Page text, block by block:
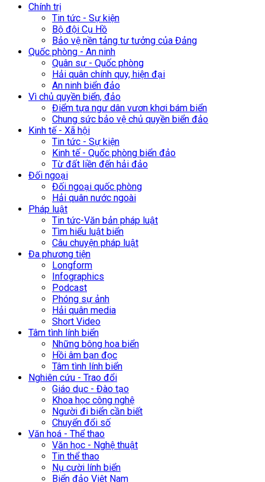
Chính trị
Tin tức - Sự kiện
Bộ đội Cụ Hồ
Bảo vệ nền tảng tư tưởng của Đảng
Quốc phòng - An ninh
Quân sự - Quốc phòng
Hải quân chính quy, hiện đại
An ninh biển đảo
Vì chủ quyền biển, đảo
Điểm tựa ngư dân vươn khơi bám biển
Chung sức bảo vệ chủ quyền biển đảo
Kinh tế - Xã hội
Tin tức - Sự kiện
Kinh tế - Quốc phòng biển đảo
Từ đất liền đến hải đảo
Đối ngoại
Đối ngoại quốc phòng
Hải quân nước ngoài
Pháp luật
Tin tức-Văn bản pháp luật
Tìm hiểu luật biển
Câu chuyện pháp luật
Đa phương tiện
Longform
Infographics
Podcast
Phóng sự ảnh
Hải quân media
Short Video
Tâm tình lính biển
Những bông hoa biển
Hồi âm bạn đọc
Tâm tình lính biển
Nghiên cứu - Trao đổi
Giáo dục - Đào tạo
Khoa học công nghệ
Người đi biển cần biết
Chuyển đổi số
Văn hoá - Thể thao
Văn học - Nghệ thuật
Tin thể thao
Nụ cười lính biển
Biển đảo Việt Nam